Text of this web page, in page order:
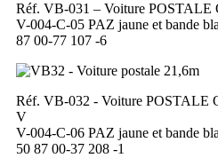
Réf. VB-031 – Voiture
V-004-C-05 PAZ jaune et bande
87 00-77 107 -6
Réf. VB-032 - Voiture POSTALE
V
V-004-C-06 PAZ jaune et bande
50 87 00-37 208 -1